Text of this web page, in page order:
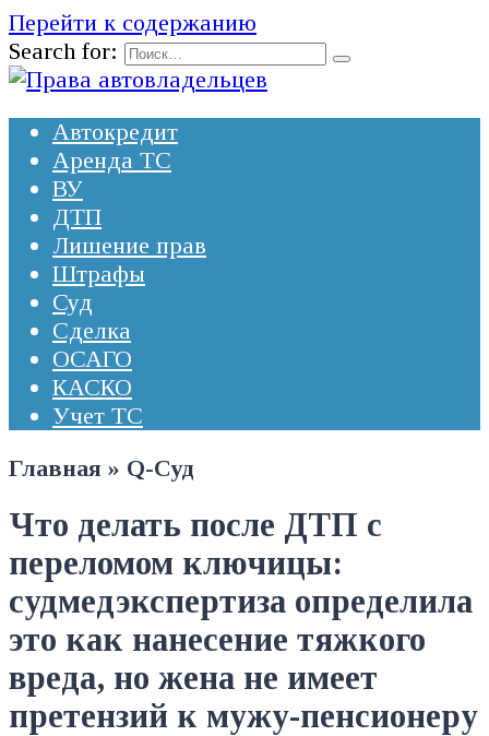
Перейти к содержанию
Search for:
Автокредит
Аренда ТС
ВУ
ДТП
Лишение прав
Штрафы
Суд
Сделка
ОСАГО
КАСКО
Учет ТС
Главная » Q-Суд
Что делать после ДТП с
переломом ключицы:
судмедэкспертиза определила
это как нанесение тяжкого
вреда, но жена не имеет
претензий к мужу-пенсионеру